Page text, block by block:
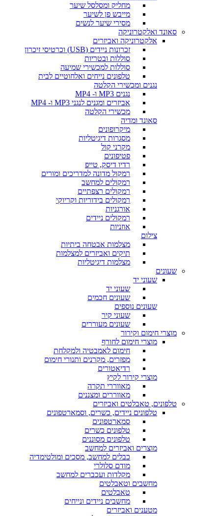
מחליק ומסלסל שיער
מייבש פן לשיער
מסירי שיער לנשים
סאונד ואלקטרוניקה
אלקטרוניקה ואביזרים
זכרונות ניידים (USB) וכרטיסי זיכרון
סוללות ובטריות
סוללות למכשירי שמיעה
טלפונים נייחים ואלחוטיים לבית
נגנים ומכשירי הקלטה
נגנים MP3 ו- MP4
אביזרים ומגנים לנגני MP3 ו- MP4
מכשירי הקלטה
סאונד ומדיה
מיקרופונים
מסגרות דיגיטליות
מקרני קול
פטיפונים
רדיו דיסק, טייפ
רמקול מדונה למדריכים ומורים
רמקולים למחשב
רמקולים רצפתיים
רמקולים בידוריות וקריוקי
אורגניות
רמקולים ניידים
אוזניות
צילום
מצלמות אבטחה ביתיות
תיקים ואביזרים למצלמות
מצלמות דיגיטליות
שעונים
שעוני יד
שעוני יד
שעונים חכמים
שעונים נוספים
שעוני קיר
שעונים מעוררים
מוצרי חימום וקירור
מוצרי חימום לחורף
חימום לאמבטיה ולמקלחת
מפזרים, מקרנים ותנורי חימום
רדיאטורים
מוצרי קירור לקיץ
מאווררי תקרה
מאווררים ומצננים
טלפונים, טאבלטים ואביזרים
טלפונים ניידים, כשרים, וסמארטפונים
סמארטפונים
טלפונים כשרים
טלפונים מסוננים
מוצרים ואביזרים למחשב
כבלים למחשב, מסכים ומולטימדיה
מודם סלולרי
מקלדות ועכברים למחשב
מחשבים וטאבלטים
טאבלטים
מחשבים ניידים ונייחים
מטענים ואביזרים